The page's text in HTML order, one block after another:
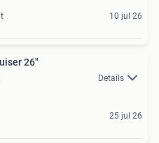
10 jul 26
26"
Details
25 jul 26